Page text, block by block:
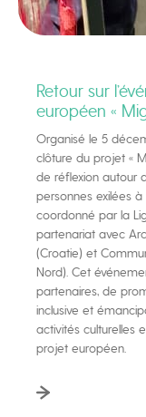
Retour sur
européen «
Organisé le 5
clôture du projet «
de réflexion autour
personnes exilées
coordonné par la
partenariat avec
(Croatie) et
Nord). Cet
partenaires, de
inclusive et
activités culturelles
projet européen.